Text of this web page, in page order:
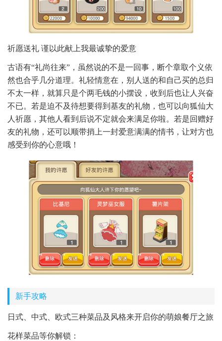
祈愿送礼 谨以此献上我最诚挚的爱意
古语有“礼尚往来”，虽然说的不是一回事，断个章取个义依
然也合乎几分道理。礼轻情意在，别人送的和自己买的总归
不太一样，就算只是个两毛钱的小摆设，收到后也让人兴奋
不已。若是迫不及待想要得到基友的礼物，也可以向狐仙大
人祈愿，其他人看到后说不定就会来满足你啦。若是回赠好
友的礼物，还可以顺带捎上一封爱意满满的情书，让对方也
感受到你的心意哦！
新手攻略
日式、中式、欧式三种菜品及风格来开启你的萌娘餐厅之旅
花样菜品等你解锁：